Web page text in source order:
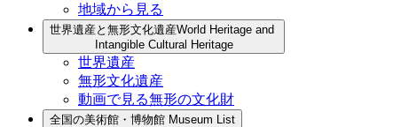
地域から見る
世界遺産と無形文化遺産World Heritage and
Intangible Cultural Heritage
世界遺産
無形文化遺産
動画で見る無形の文化財
全国の美術館・博物館 Museum List